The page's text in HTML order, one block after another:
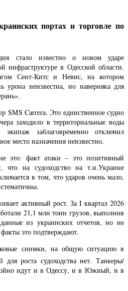
портах и торговле по
стало известно о новом ударе
инфраструктуре в Одесской области.
Сент-Китс и Невис, на котором
урона неизвестна, но наверняка для
SMS Carrera. Это единственное судно
заходило в территориальные воды
заблаговременно отключил
место назначения неизвестно.
это: факт атаки – это позитивный
что на судоходство на т.н.Украине
в том, что ударов очень мало,
активный рост. За I квартал 2026
21,1 млн тонн грузов, выполнив
из украинских отчетов, но не
это подтверждают.
снимки, на общую ситуацию в
роста судоходства нет. Танкеры/
идут и в Одессу, и в Южный, и в